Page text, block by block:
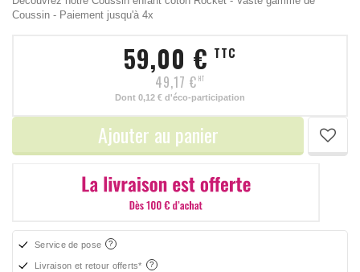
Coussin - Paiement jusqu'à 4x
59,00 € TTC
49,17 € HT
Dont 0,12 € d'éco-participation
Ajouter au panier
Service de pose
Livraison et retour offerts*